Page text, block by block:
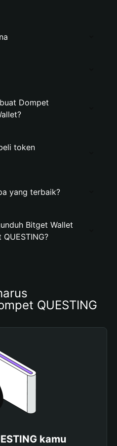
Dompet
token
yang terbaik?
Bitget Wallet
QUESTING
kamu